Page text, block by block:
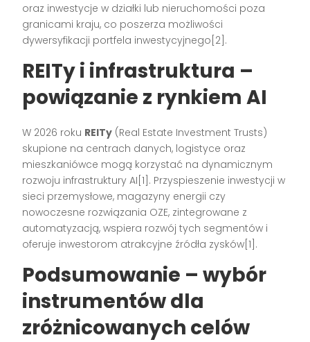
oraz inwestycje w działki lub nieruchomości poza
granicami kraju, co poszerza możliwości
dywersyfikacji portfela inwestycyjnego [2] .
REITy i infrastruktura –
powiązanie z rynkiem AI
W 2026 roku REITy (Real Estate Investment Trusts)
skupione na centrach danych, logistyce oraz
mieszkaniówce mogą korzystać na dynamicznym
rozwoju infrastruktury AI [1] . Przyspieszenie inwestycji w
sieci przemysłowe, magazyny energii czy
nowoczesne rozwiązania OZE, zintegrowane z
automatyzacją, wspiera rozwój tych segmentów i
oferuje inwestorom atrakcyjne źródła zysków[1] .
Podsumowanie – wybór
instrumentów dla
zróżnicowanych celów